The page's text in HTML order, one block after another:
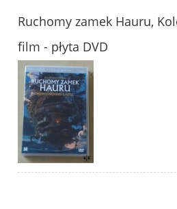
Ruchomy zamek Hauru,
film - płyta DVD